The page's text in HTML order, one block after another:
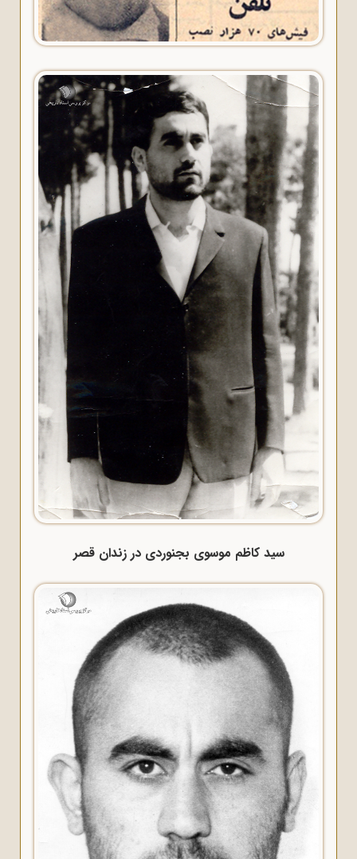
سید کاظم موسوی بجنوردی در زندان قصر